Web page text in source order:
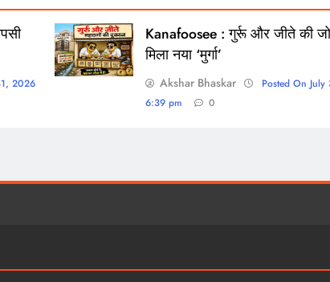
2026
Kanafoosee : गुर्रू और जीते की
मिला नया ‘मुर्गा’
Akshar Bhaskar
Posted On
6:39 pm
0